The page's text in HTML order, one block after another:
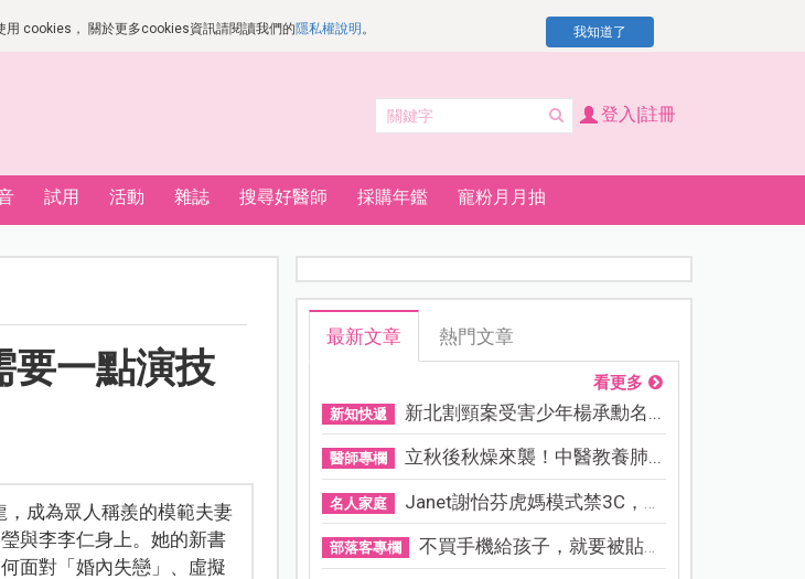
用 cookies， 關於更多cookies資訊請閱讀我們的隱私權說明 。 我知道了
登入|註冊
試用 活動 雜誌 搜尋好醫師 採購年鑑 寵粉月月抽
要一點演技
成為眾人稱羨的模範夫妻
與李李仁身上。她的新書
面對「婚內失戀」、虛擬
最新文章 熱門文章
看更多
新知快遞 新北割頸案受害少年楊承勳名...
醫師專欄 立秋後秋燥來襲！中醫教養肺...
名人家庭 Janet謝怡芬虎媽模式禁3C，看...
部落客專欄 不買手機給孩子，就要被貼「...